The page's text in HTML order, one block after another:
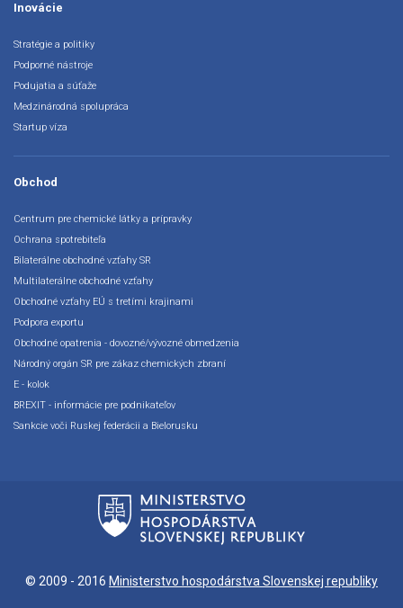
Inovácie
Stratégie a politiky
Podporné nástroje
Podujatia a súťaže
Medzinárodná spolupráca
Startup víza
Obchod
Centrum pre chemické látky a prípravky
Ochrana spotrebiteľa
Bilaterálne obchodné vzťahy SR
Multilaterálne obchodné vzťahy
Obchodné vzťahy EÚ s tretími krajinami
Podpora exportu
Obchodné opatrenia - dovozné/vývozné obmedzenia
Národný orgán SR pre zákaz chemických zbraní
E - kolok
BREXIT - informácie pre podnikateľov
Sankcie voči Ruskej federácii a Bielorusku
© 2009 - 2016 Ministerstvo hospodárstva Slovenskej republiky